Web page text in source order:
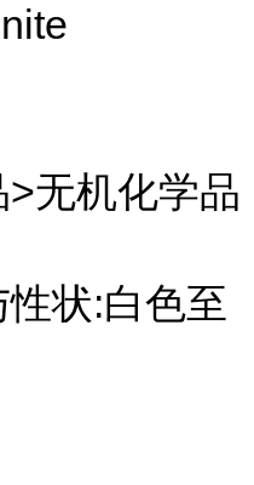
无机化学品
状:白色至